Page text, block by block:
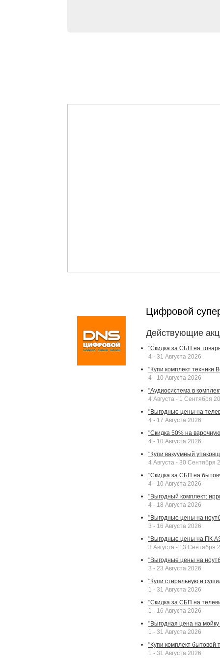
Цифровой
Действующие
"Скидка за СБП на
4 - 31 Августа 2026
"Купи комплект техники
4 - 10 Августа 2026
"Аудиосистема в
4 Августа - 1 Сентября
"Выгодные цены на
4 - 17 Августа 2026
"Скидка 50% на
4 - 10 Августа 2026
"Купи вакуумный
4 Августа - 30 Сентября
"Скидка за СБП на
4 - 10 Августа 2026
"Выгодный комплект:
4 - 18 Августа 2026
"Выгодные цены на
3 - 16 Августа 2026
"Выгодные цены на ПК
3 Августа - 13 Сентября
"Выгодные цены на
3 - 23 Августа 2026
"Купи стиральную и
1 - 31 Августа 2026
"Скидка за СБП на
1 - 16 Августа 2026
"Выгодная цена на
1 - 31 Августа 2026
"Купи комплект бытовой
1 - 31 Августа 2026